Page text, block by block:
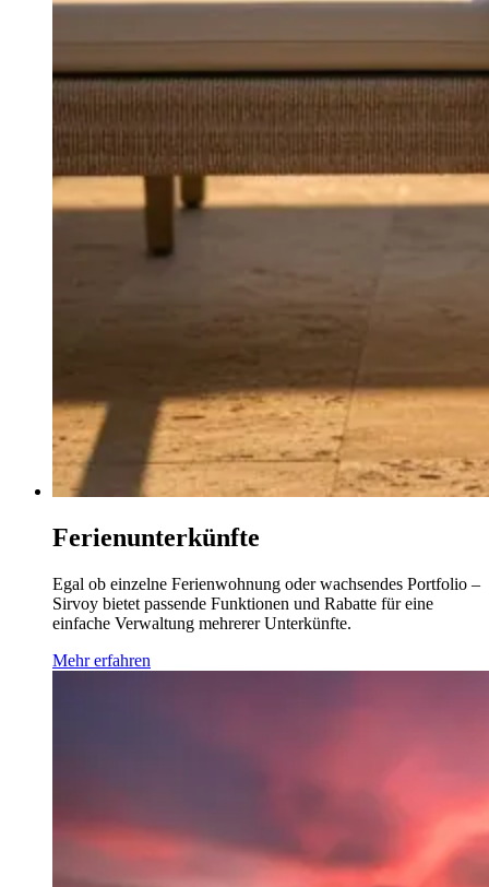
Ferienunterkünfte
Egal ob einzelne Ferienwohnung oder wachsendes Portfolio –
Sirvoy bietet passende Funktionen und Rabatte für eine
einfache Verwaltung mehrerer Unterkünfte.
Mehr erfahren